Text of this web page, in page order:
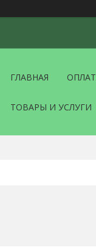
ГЛАВНАЯ
ТОВАРЫ И УСЛУГИ